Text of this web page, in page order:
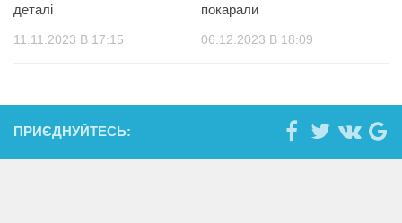
деталі
11.11.2023 В 17:15
покарали
06.12.2023 В 18:09
ПРИЄДНУЙТЕСЬ: